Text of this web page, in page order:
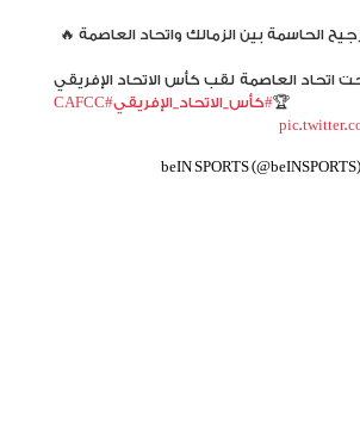
الحاسمة بين الزمالك واتحاد العاصمة 🔥
اتحاد العاصمة لقب كأس الاتحاد الإفريقي
#كأس_الاتحاد_الإفريقي#CAFCC